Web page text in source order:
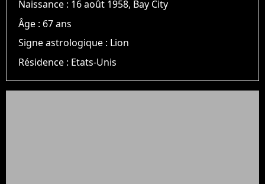
Naissance : 16 août 1958, Bay City
Âge : 67 ans
Signe astrologique : Lion
Résidence : Etats-Unis